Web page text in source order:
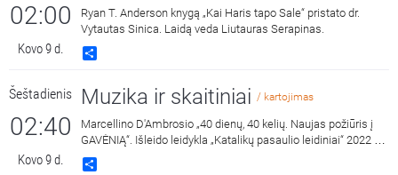
02:00
Kovo 9 d.
Ryan T. Anderson knygą „Kai Haris tapo Sale“ pristato dr.
Vytautas Sinica. Laidą veda Liutauras Serapinas.
Šeštadienis
02:40
Kovo 9 d.
Muzika ir skaitiniai / kartojimas
Marcellino D'Ambrosio „40 dienų, 40 kelių. Naujas požiūris į
GAVĖNIĄ“. Išleido leidykla „Katalikų pasaulio leidiniai“ 2022 m.
Skaito Jonas Lamauskas.